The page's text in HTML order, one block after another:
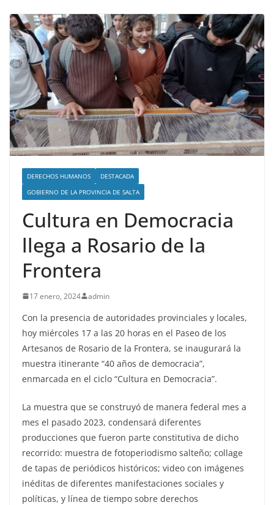
DERECHOS HUMANOS
DESTACADA
GOBIERNO DE LA PROVINCIA DE SALTA
Cultura en Democracia
llega a Rosario de la
Frontera
17 enero, 2024 admin
Con la presencia de autoridades provinciales y locales,
hoy miércoles 17 a las 20 horas en el Paseo de los
Artesanos de Rosario de la Frontera, se inaugurará la
muestra itinerante “40 años de democracia”,
enmarcada en el ciclo “Cultura en Democracia”.
La muestra que se construyó de manera federal mes a
mes el pasado 2023, condensará diferentes
producciones que fueron parte constitutiva de dicho
recorrido: muestra de fotoperiodismo salteño; collage
de tapas de periódicos históricos; video con imágenes
inéditas de diferentes manifestaciones sociales y
políticas, y línea de tiempo sobre derechos